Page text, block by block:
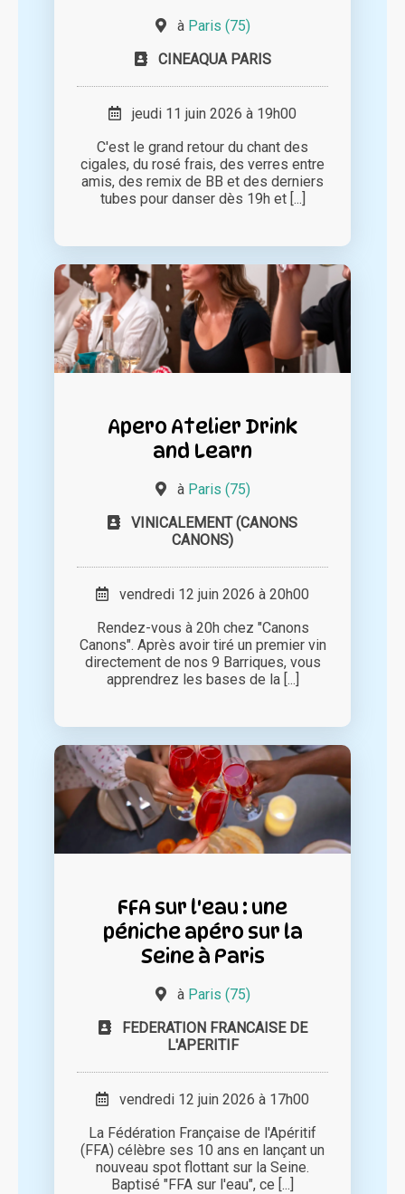
à Paris (75)
CINEAQUA PARIS
jeudi 11 juin 2026 à 19h00
C'est le grand retour du chant des
cigales, du rosé frais, des verres entre
amis, des remix de BB et des derniers
tubes pour danser dès 19h et [...]
Apero Atelier Drink
and Learn
à Paris (75)
VINICALEMENT (CANONS
CANONS)
vendredi 12 juin 2026 à 20h00
Rendez-vous à 20h chez "Canons
Canons". Après avoir tiré un premier vin
directement de nos 9 Barriques, vous
apprendrez les bases de la [...]
FFA sur l'eau : une
péniche apéro sur la
Seine à Paris
à Paris (75)
FEDERATION FRANCAISE DE
L'APERITIF
vendredi 12 juin 2026 à 17h00
La Fédération Française de l'Apéritif
(FFA) célèbre ses 10 ans en lançant un
nouveau spot flottant sur la Seine.
Baptisé "FFA sur l'eau", ce [...]